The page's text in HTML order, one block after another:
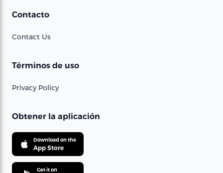
Contacto
Contact Us
Términos de uso
Privacy Policy
Obtener la aplicación
Download on the
App Store
Get it on